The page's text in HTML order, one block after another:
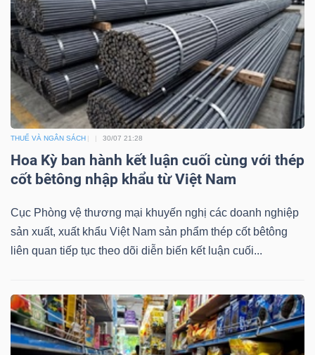
THUẾ VÀ NGÂN SÁCH 30/07 21:28
Hoa Kỳ ban hành kết luận cuối cùng với thép
cốt bêtông nhập khẩu từ Việt Nam
Cục Phòng vệ thương mại khuyến nghị các doanh nghiệp
sản xuất, xuất khẩu Việt Nam sản phẩm thép cốt bêtông
liên quan tiếp tục theo dõi diễn biến kết luận cuối...